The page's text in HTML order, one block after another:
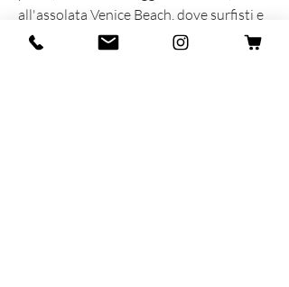
all'assolata Venice Beach, dove surfisti e
skaters con le loro calze in spugna hanno